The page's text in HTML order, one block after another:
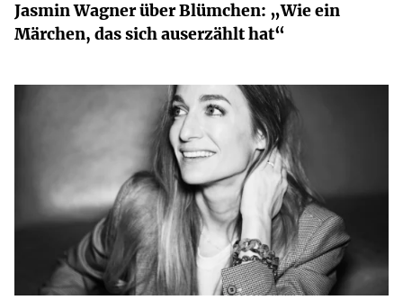
Jasmin Wagner über Blümchen: „Wie ein
Märchen, das sich auserzählt hat“